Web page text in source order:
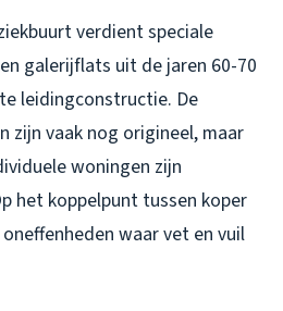
verdient speciale
galerijflats uit de jaren 60-70
leidingconstructie. De
zijn vaak nog origineel, maar
woningen zijn
het koppelpunt tussen koper
waar vet en vuil